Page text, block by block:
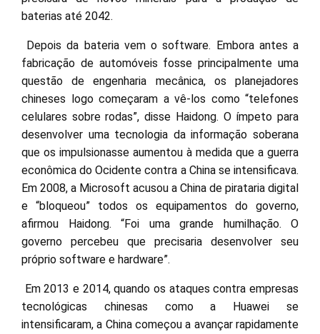
baterias até 2042.
Depois da bateria vem o software. Embora antes a
fabricação de automóveis fosse principalmente uma
questão de engenharia mecânica, os planejadores
chineses logo começaram a vê-los como “telefones
celulares sobre rodas”, disse Haidong. O ímpeto para
desenvolver uma tecnologia da informação soberana
que os impulsionasse aumentou à medida que a guerra
econômica do Ocidente contra a China se intensificava.
Em 2008, a Microsoft acusou a China de pirataria digital
e “bloqueou” todos os equipamentos do governo,
afirmou Haidong. “Foi uma grande humilhação. O
governo percebeu que precisaria desenvolver seu
próprio software e hardware”.
Em 2013 e 2014, quando os ataques contra empresas
tecnológicas chinesas como a Huawei se
intensificaram, a China começou a avançar rapidamente